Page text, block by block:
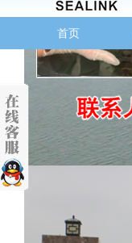
首页